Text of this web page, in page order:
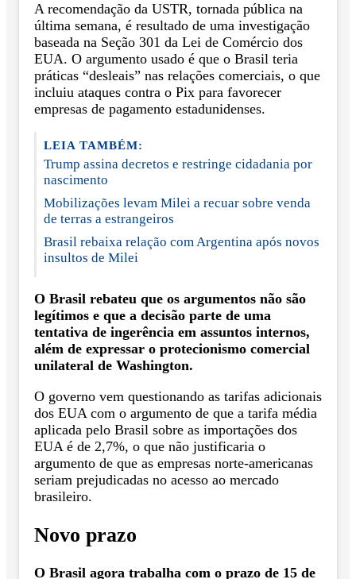
A recomendação da USTR, tornada pública na
última semana, é resultado de uma investigação
baseada na Seção 301 da Lei de Comércio dos
EUA. O argumento usado é que o Brasil teria
práticas “desleais” nas relações comerciais, o que
incluiu ataques contra o Pix para favorecer
empresas de pagamento estadunidenses.
LEIA TAMBÉM:
Trump assina decretos e restringe cidadania por
nascimento
Mobilizações levam Milei a recuar sobre venda
de terras a estrangeiros
Brasil rebaixa relação com Argentina após novos
insultos de Milei
O Brasil rebateu que os argumentos não são
legítimos e que a decisão parte de uma
tentativa de ingerência em assuntos internos,
além de expressar o protecionismo comercial
unilateral de Washington.
O governo vem questionando as tarifas adicionais
dos EUA com o argumento de que a tarifa média
aplicada pelo Brasil sobre as importações dos
EUA é de 2,7%, o que não justificaria o
argumento de que as empresas norte-americanas
seriam prejudicadas no acesso ao mercado
brasileiro.
Novo prazo
O Brasil agora trabalha com o prazo de 15 de